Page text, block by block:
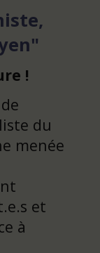
!
du
menée
et
à